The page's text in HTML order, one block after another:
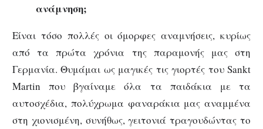
ανάμνηση;
Είναι τόσo πολλές οι όμορφες αναμνήσεις, κυρίως
από τα πρώτα χρόνια της παραμονής μας στη
Γερμανία. Θυμάμαι ως μαγικές τις γιορτές του Sankt
Martin που βγαίναμε όλα τα παιδάκια με τα
αυτοσχέδια, πολύχρωμα φαναράκια μας αναμμένα
στη χιονισμένη, συνήθως, γειτονιά τραγουδώντας το